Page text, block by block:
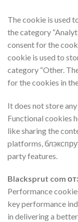
The cookie is used
the category
consent for the
cookie is used to
category “Other.
for the cookies in
It does not store
Functional cookies
like sharing the
platforms,
party features.
Blacksprut com
Performance
key performance
in delivering a